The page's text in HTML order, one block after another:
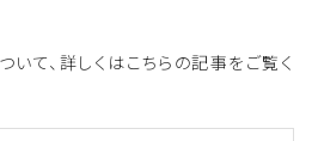
て、詳しくはこちらの記事をご覧く